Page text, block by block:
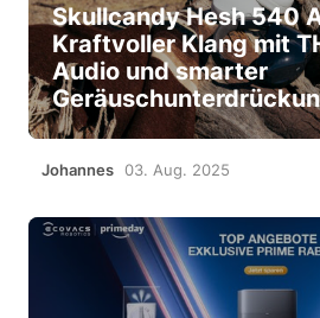
Skullcandy Hesh 540
Kraftvoller Klang mit
Audio und smarter
Johannes 03. Aug. 2025